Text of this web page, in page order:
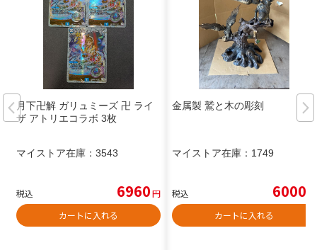
月下卍解 ガリュミーズ 卍 ライ
ザ アトリエコラボ 3枚
マイストア在庫： 3543
税込 6960円
カートに入れる
金属製 鷲と木の彫刻
マイストア在庫： 1749
税込 6000
カートに入れる